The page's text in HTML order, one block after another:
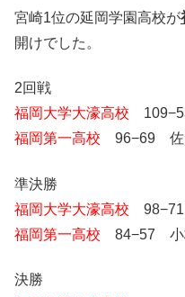
宮崎1位の延岡学園高校が
開けでした。
2回戦
福岡大学大濠高校
福岡第一高校 96−69 佐
準決勝
福岡大学大濠高校
福岡第一高校 84−57 小
決勝